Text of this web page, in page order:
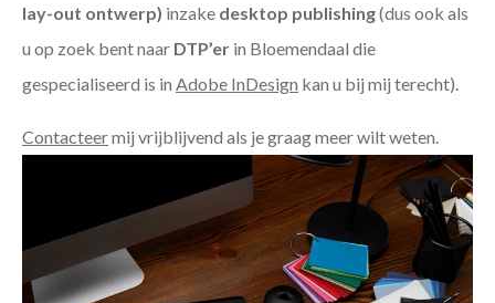
lay-out ontwerp) inzake desktop publishing(dus ook als
u op zoek bent naar DTP’er in Bloemendaal die
gespecialiseerd is in Adobe InDesign kan u bij mij terecht).
Contacteermij vrijblijvend als je graag meer wilt weten.